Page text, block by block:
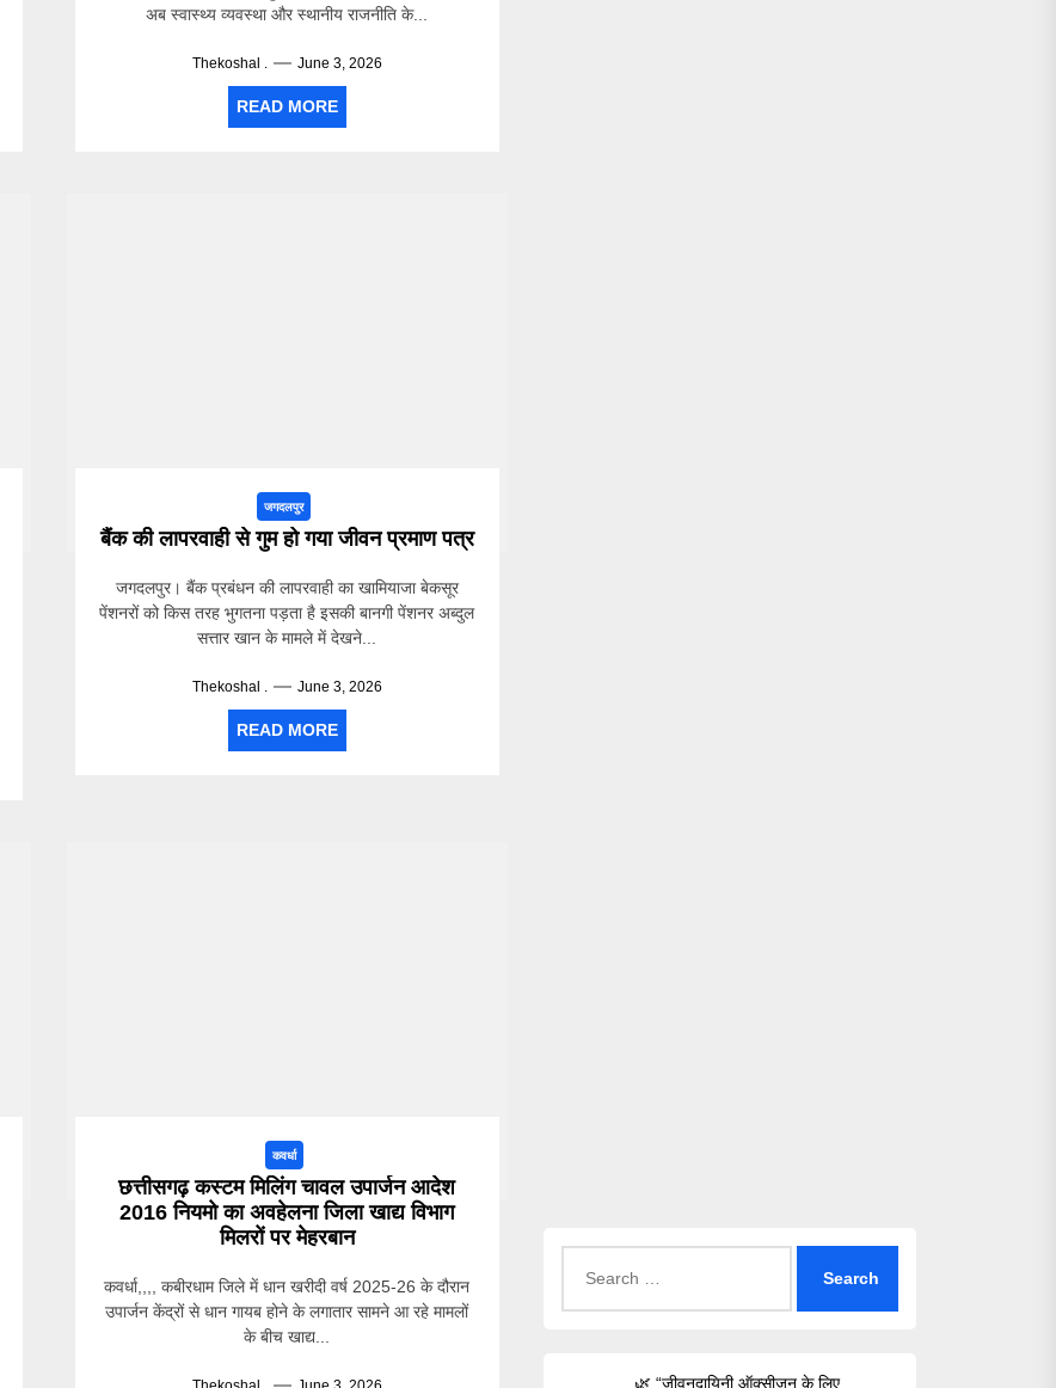
अब स्वास्थ्य व्यवस्था और स्थानीय राजनीति के...
Thekoshal . June 3, 2026
READ MORE
जगदलपुर
बैंक की लापरवाही से गुम हो गया जीवन प्रमाण पत्र
जगदलपुर। बैंक प्रबंधन की लापरवाही का खामियाजा बेकसूर
पेंशनरों को किस तरह भुगतना पड़ता है इसकी बानगी पेंशनर अब्दुल
सत्तार खान के मामले में देखने...
Thekoshal . June 3, 2026
READ MORE
कवर्धा
छत्तीसगढ़ कस्टम मिलिंग चावल उपार्जन आदेश
2016 नियमो का अवहेलना जिला खाद्य विभाग
मिलरों पर मेहरबान
कवर्धा,,,, कबीरधाम जिले में धान खरीदी वर्ष 2025-26 के दौरान
उपार्जन केंद्रों से धान गायब होने के लगातार सामने आ रहे मामलों
के बीच खाद्य...
for:
🌿 “जीवनदायिनी ऑक्सीजन के लिए